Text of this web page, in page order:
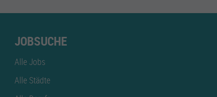
JOBSUCHE
Alle Jobs
Alle Städte